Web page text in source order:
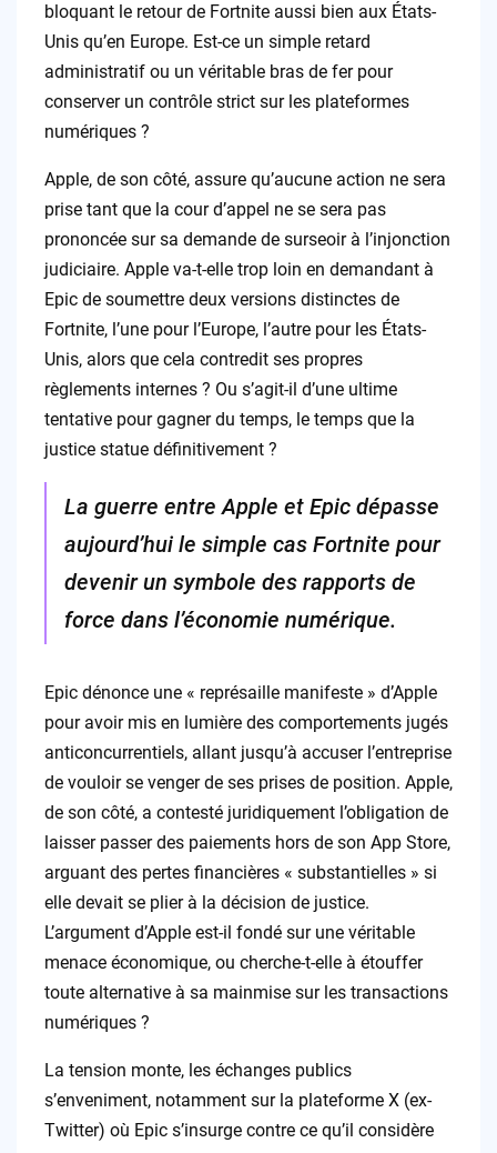
bloquant le retour de Fortnite aussi bien aux États-
Unis qu’en Europe. Est-ce un simple retard
administratif ou un véritable bras de fer pour
conserver un contrôle strict sur les plateformes
numériques ?
Apple, de son côté, assure qu’aucune action ne sera
prise tant que la cour d’appel ne se sera pas
prononcée sur sa demande de surseoir à l’injonction
judiciaire. Apple va-t-elle trop loin en demandant à
Epic de soumettre deux versions distinctes de
Fortnite, l’une pour l’Europe, l’autre pour les États-
Unis, alors que cela contredit ses propres
règlements internes ? Ou s’agit-il d’une ultime
tentative pour gagner du temps, le temps que la
justice statue définitivement ?
La guerre entre Apple et Epic dépasse
aujourd’hui le simple cas Fortnite pour
devenir un symbole des rapports de
force dans l’économie numérique.
Epic dénonce une « représaille manifeste » d’Apple
pour avoir mis en lumière des comportements jugés
anticoncurrentiels, allant jusqu’à accuser l’entreprise
de vouloir se venger de ses prises de position. Apple,
de son côté, a contesté juridiquement l’obligation de
laisser passer des paiements hors de son App Store,
arguant des pertes financières « substantielles » si
elle devait se plier à la décision de justice.
L’argument d’Apple est-il fondé sur une véritable
menace économique, ou cherche-t-elle à étouffer
toute alternative à sa mainmise sur les transactions
numériques ?
La tension monte, les échanges publics
s’enveniment, notamment sur la plateforme X (ex-
Twitter) où Epic s’insurge contre ce qu’il considère